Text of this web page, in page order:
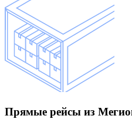
Прямые рейсы из